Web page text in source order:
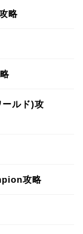
略
ルド)攻
攻略